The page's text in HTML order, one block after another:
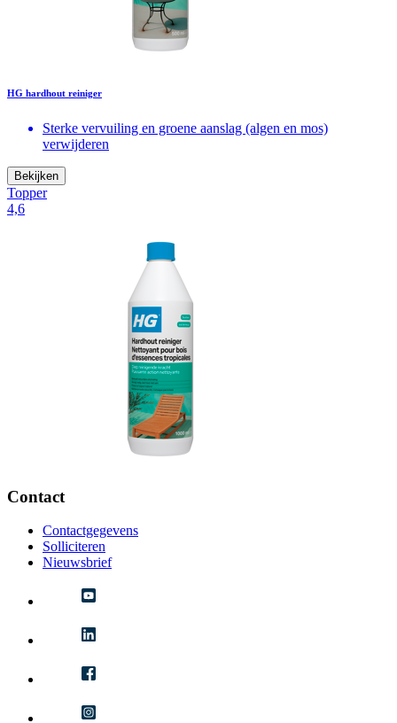
HG hardhout reiniger
Sterke vervuiling en groene aanslag (algen en mos)
verwijderen
Bekijken
Topper
4,6
Contact
Contactgegevens
Solliciteren
Nieuwsbrief